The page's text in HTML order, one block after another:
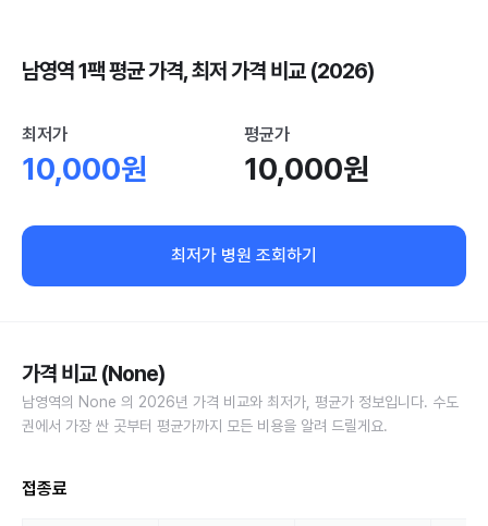
남영역 1팩 평균 가격, 최저 가격 비교 (2026)
최저가
10,000원
평균가
10,000원
최저가 병원 조회하기
가격 비교 (None)
남영역의 None 의 2026년 가격 비교와 최저가, 평균가 정보입니다. 수도
권에서 가장 싼 곳부터 평균가까지 모든 비용을 알려 드릴게요.
접종료